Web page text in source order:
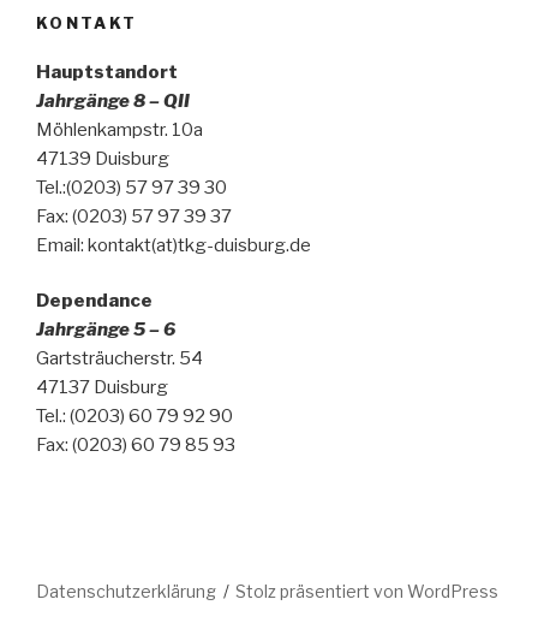
KONTAKT
Hauptstandort
Jahrgänge 8 – QII
Möhlenkampstr. 10a
47139 Duisburg
Tel.:(0203) 57 97 39 30
Fax: (0203) 57 97 39 37
Email: kontakt(at)tkg-duisburg.de
Dependance
Jahrgänge 5 – 6
Gartsträucherstr. 54
47137 Duisburg
Tel.: (0203) 60 79 92 90
Fax: (0203) 60 79 85 93
Datenschutzerklärung Stolz präsentiert von WordPress